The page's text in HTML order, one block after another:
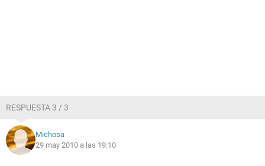
RESPUESTA 3 / 3
Michosa
29 may 2010 a las 19:10